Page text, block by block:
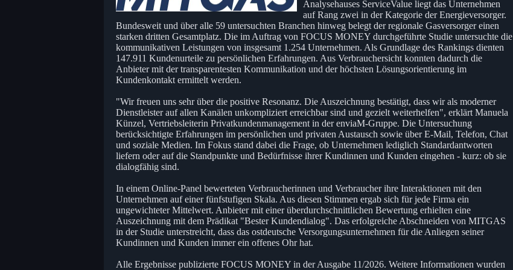
Analysehauses ServiceValue liegt das Unternehmen
auf Rang zwei in der Kategorie der Energieversorger.
Bundesweit und über alle 59 untersuchten Branchen hinweg belegt der regionale Gasversorger einen
starken dritten Gesamtplatz. Die im Auftrag von FOCUS MONEY durchgeführte Studie untersuchte die
kommunikativen Leistungen von insgesamt 1.254 Unternehmen. Als Grundlage des Rankings dienten
147.911 Kundenurteile zu persönlichen Erfahrungen. Aus Verbrauchersicht konnten dadurch die
Anbieter mit der transparentesten Kommunikation und der höchsten Lösungsorientierung im
Kundenkontakt ermittelt werden.
"Wir freuen uns sehr über die positive Resonanz. Die Auszeichnung bestätigt, dass wir als moderner
Dienstleister auf allen Kanälen unkompliziert erreichbar sind und gezielt weiterhelfen", erklärt Manuela
Künzel, Vertriebsleiterin Privatkundenmanagement in der enviaM-Gruppe. Die Untersuchung
berücksichtigte Erfahrungen im persönlichen und privaten Austausch sowie über E-Mail, Telefon, Chat
und soziale Medien. Im Fokus stand dabei die Frage, ob Unternehmen lediglich Standardantworten
liefern oder auf die Standpunkte und Bedürfnisse ihrer Kundinnen und Kunden eingehen - kurz: ob sie
dialogfähig sind.
In einem Online-Panel bewerteten Verbraucherinnen und Verbraucher ihre Interaktionen mit den
Unternehmen auf einer fünfstufigen Skala. Aus diesen Stimmen ergab sich für jede Firma ein
ungewichteter Mittelwert. Anbieter mit einer überdurchschnittlichen Bewertung erhielten eine
Auszeichnung mit dem Prädikat "Bester Kundendialog". Das erfolgreiche Abschneiden von MITGAS
in der Studie unterstreicht, dass das ostdeutsche Versorgungsunternehmen für die Anliegen seiner
Kundinnen und Kunden immer ein offenes Ohr hat.
Alle Ergebnisse publizierte FOCUS MONEY in der Ausgabe 11/2026. Weitere Informationen wurden